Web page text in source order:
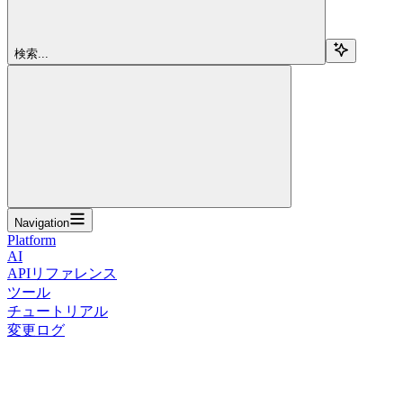
検索...
Navigation
Platform
AI
APIリファレンス
ツール
チュートリアル
変更ログ